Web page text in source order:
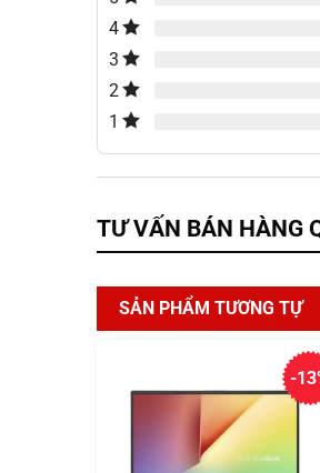
4
3
2
1
TƯ VẤN BÁN HÀNG
SẢN PHẨM TƯƠNG TỰ
-